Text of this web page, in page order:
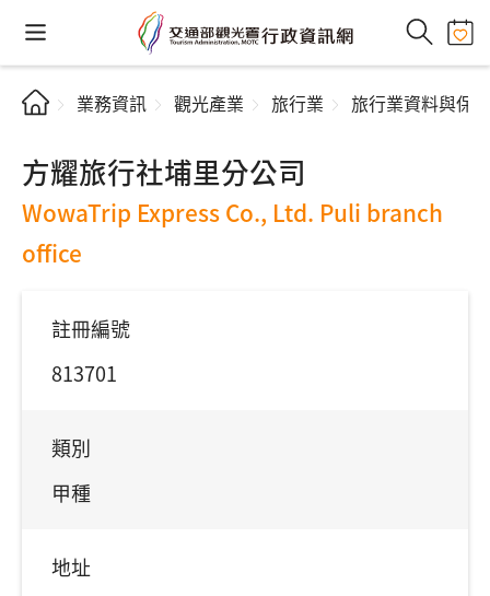
業務資訊 觀光產業 旅行業 旅行業資料與保險
方耀旅行社埔里分公司
WowaTrip Express Co., Ltd. Puli branch
office
註冊編號
813701
類別
甲種
地址